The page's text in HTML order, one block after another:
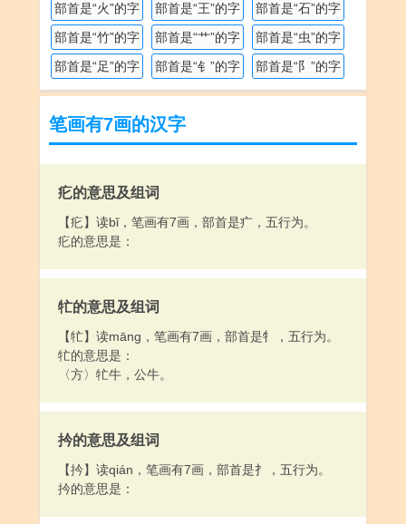
部首是“火”的字
部首是“王”的字
部首是“石”的字
部首是“竹”的字
部首是“艹”的字
部首是“虫”的字
部首是“足”的字
部首是“钅”的字 部首是“阝”的字
笔画有7画的汉字
疕的意思及组词
【疕】读bǐ，笔画有7画，部首是疒，五行为。
疕的意思是：
牤的意思及组词
【牤】读māng，笔画有7画，部首是牜，五行为。
牤的意思是：
〈方〉牤牛，公牛。
扲的意思及组词
【扲】读qián，笔画有7画，部首是扌，五行为。
扲的意思是：